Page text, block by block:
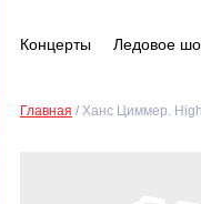
Концерты Ледовое
Главная Ханс Циммер.